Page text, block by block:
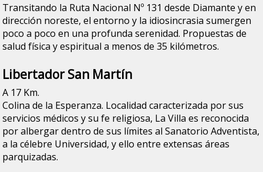
Transitando la Ruta Nacional Nº 131 desde Diamante y en
dirección noreste, el entorno y la idiosincrasia sumergen
poco a poco en una profunda serenidad. Propuestas de
salud física y espiritual a menos de 35 kilómetros.
Libertador San Martín
A 17 Km.
Colina de la Esperanza. Localidad caracterizada por sus
servicios médicos y su fe religiosa, La Villa es reconocida
por albergar dentro de sus límites al Sanatorio Adventista,
a la célebre Universidad, y ello entre extensas áreas
parquizadas.